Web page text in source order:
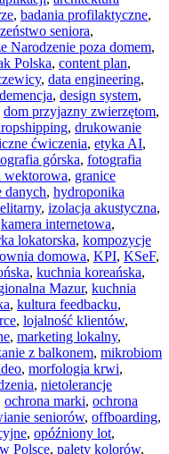
, badania profilaktyczne,
seniora,
Narodzenie poza domem,
Polska, content plan,
, data engineering,
demencja, design system,
dom przyjazny zwierzętom,
, drukowanie
ćwiczenia, etyka AI,
górska, fotografia
wektorowa, granice
danych, hydroponika
, izolacja akustyczna,
kamera internetowa,
lokatorska, kompozycje
domowa, KPI, KSeF,
, kuchnia koreańska,
Mazur, kuchnia
, kultura feedbacku,
, lojalność klientów,
, marketing lokalny,
z balkonem, mikrobiom
, morfologia krwi,
, nietolerancje
ochrona marki, ochrona
seniorów, offboarding,
, opóźniony lot,
Polsce, palety kolorów,